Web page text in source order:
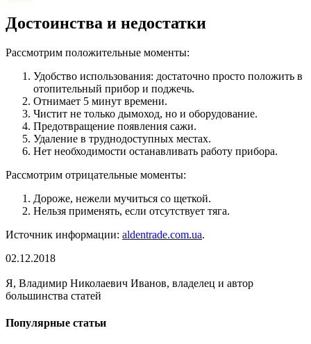
Достоинства и недостатки
Рассмотрим положительные моменты:
Удобство использования: достаточно просто положить в
отопительный прибор и поджечь.
Отнимает 5 минут времени.
Чистит не только дымоход, но и оборудование.
Предотвращение появления сажи.
Удаление в труднодоступных местах.
Нет необходимости останавливать работу прибора.
Рассмотрим отрицательные моменты:
Дороже, нежели мучиться со щеткой.
Нельзя применять, если отсутствует тяга.
Источник информации: aldentrade.com.ua.
02.12.2018
Я, Владимир Николаевич Иванов, владелец и автор
большинства статей
Популярные статьи